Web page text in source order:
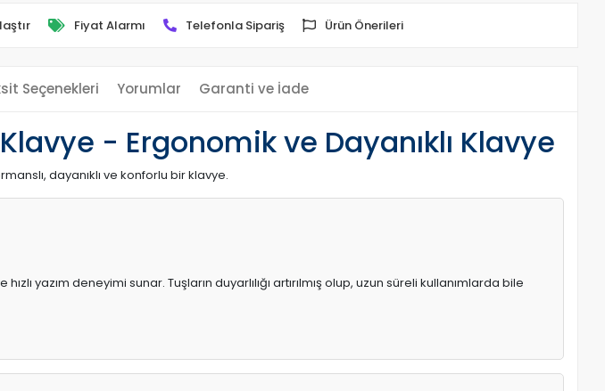
Fiyat Alarmı Telefonla Sipariş Ürün Önerileri
Seçenekleri Yorumlar Garanti ve İade
- Ergonomik ve Dayanıklı Klavye
dayanıklı ve konforlu bir klavye.
yazım deneyimi sunar. Tuşların duyarlılığı artırılmış olup, uzun süreli kullanımlarda bile